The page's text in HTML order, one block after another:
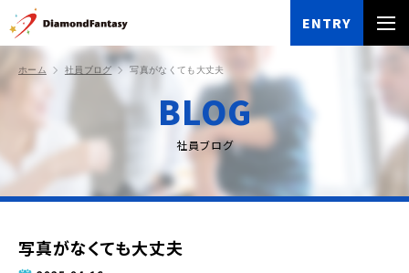
ENTRY
ホーム 社員ブログ 写真がなくても大丈夫
BLOG
社員ブログ
写真がなくても大丈夫